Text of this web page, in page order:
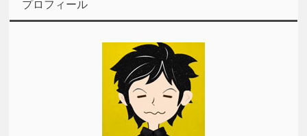
プロフィール